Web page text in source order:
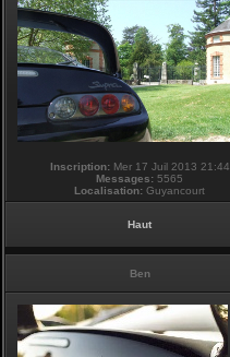
Inscription:Mer 17 Juil 2013 21:44
Messages: 5565
Localisation: Guyancourt
Haut
Ben